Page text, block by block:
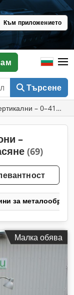
Към приложението
Търсене
– 0–419
–
(69)
за
Малка обява